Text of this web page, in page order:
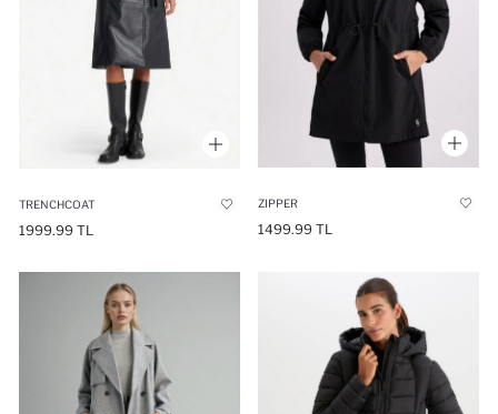
TRENCHCOAT
1999.99 TL
ZIPPER
1499.99 TL